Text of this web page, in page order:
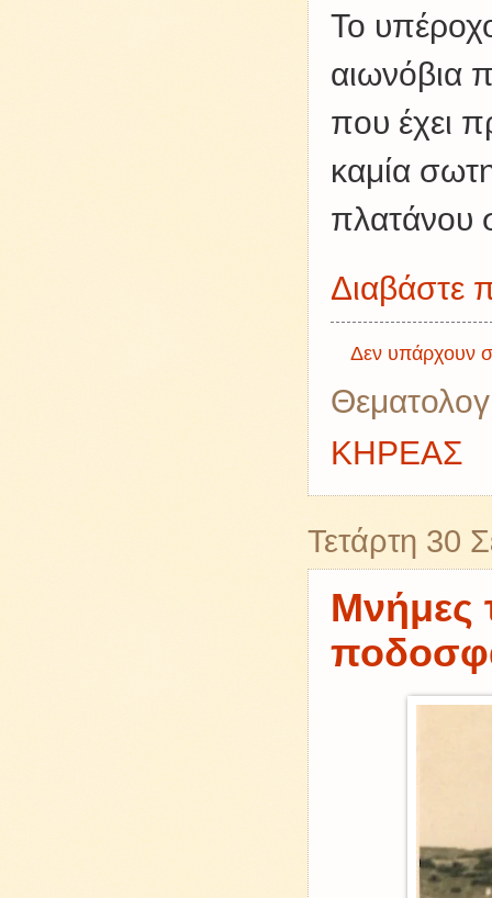
Το
αιωνόβια
που έχει
καμία
πλατάνου
Διαβάστε
Δεν υπάρχουν
ΚΗΡΕΑΣ
Τετάρτη 30
Μνήμες